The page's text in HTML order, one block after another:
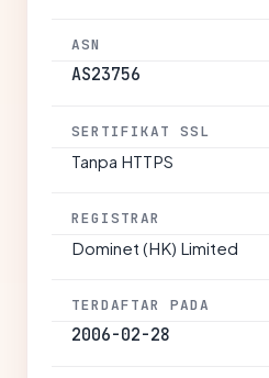
ASN
AS23756
SERTIFIKAT SSL
Tanpa HTTPS
REGISTRAR
Dominet (HK) Limited
TERDAFTAR PADA
2006-02-28